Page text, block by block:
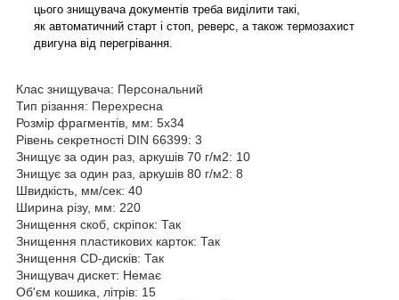
цього знищувача документів треба виділити такі,
як автоматичний старт і стоп, реверс, а також термозахист
двигуна від перегрівання.
Клас знищувача: Персональний
Тип різання: Перехресна
Розмір фрагментів, мм: 5x34
Рівень секретності DIN 66399: 3
Знищує за один раз, аркушів 70 г/м2: 10
Знищує за один раз, аркушів 80 г/м2: 8
Швидкість, мм/сек: 40
Ширина різу, мм: 220
Знищення скоб, скріпок: Так
Знищення пластикових карток: Так
Знищення CD-дисків: Так
Знищувач дискет: Немає
Об'єм кошика, літрів: 15